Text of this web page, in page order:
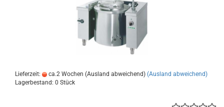
Lieferzeit: ca.2 Wochen (Ausland abweichend) (Ausland abweichend)
Lagerbestand: 0 Stück